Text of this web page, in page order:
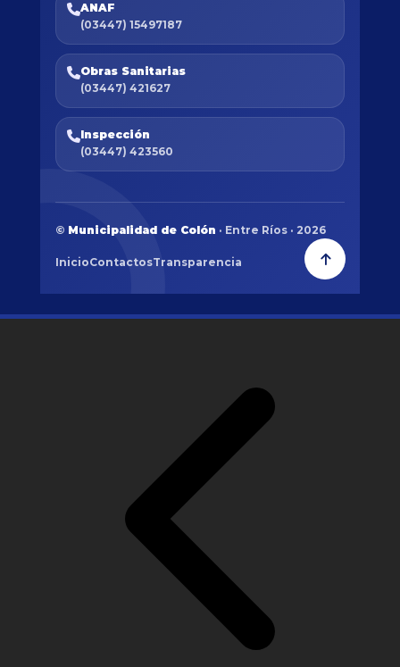
ANAF
(03447) 15497187
Obras Sanitarias
(03447) 421627
Inspección
(03447) 423560
© Municipalidad de Colón · Entre Ríos · 2026
InicioContactosTransparencia